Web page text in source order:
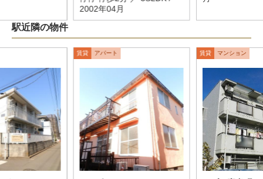
2002年04月
駅近隣の物件
賃貸 アパート 賃貸 マンション